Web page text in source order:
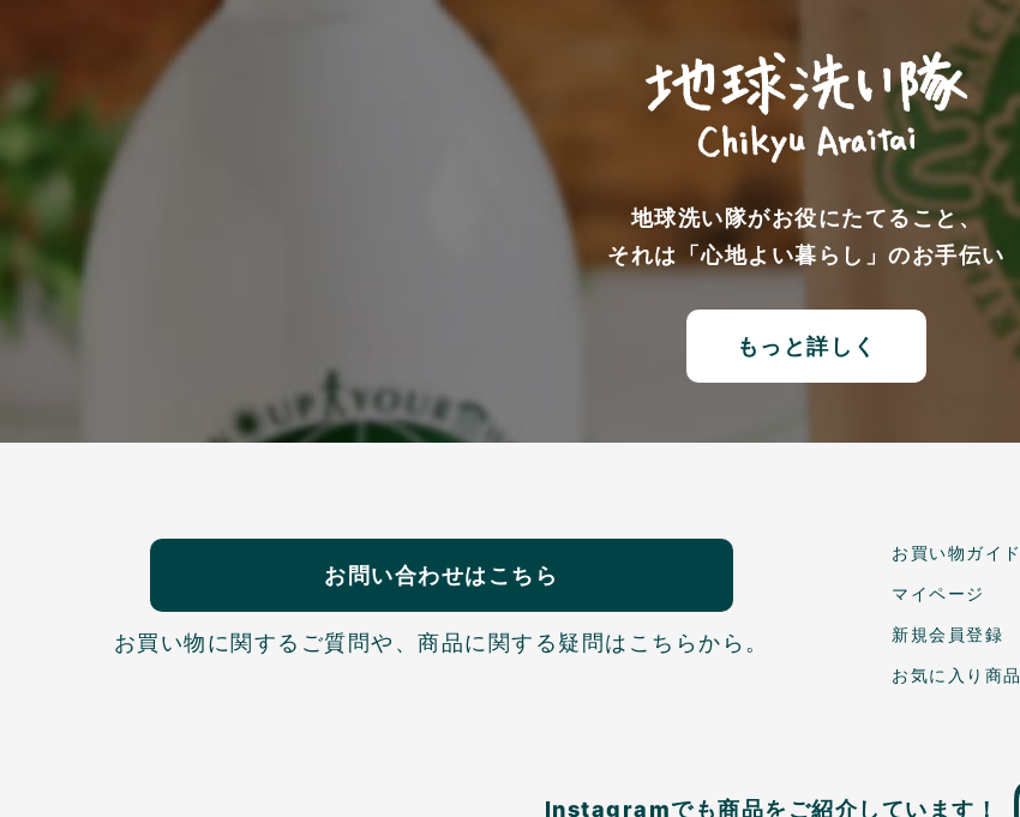
地球洗い隊がお役にたてること、
それは「心地よい暮らし」のお手伝い
もっと詳しく
お問い合わせはこちら
お買い物に関するご質問や、商品に関する疑問はこちらから。
お買い物ガイド
マイページ
新規会員登録
お気に入り商品
Instagramでも商品を ご紹介しています！